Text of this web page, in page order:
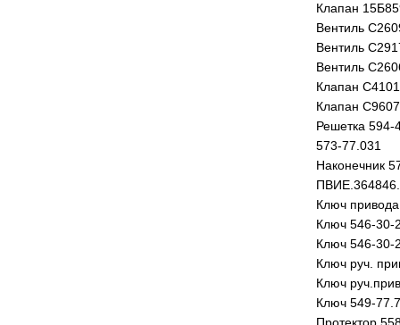
Клапан
Вентиль
Вентиль
Вентиль
Клапан
Клапан
Решетка 594-
573-77.031
Наконечник
Ключ
Ключ 546-30-
Ключ 546-30-
Ключ руч.
Ключ
Ключ 549-